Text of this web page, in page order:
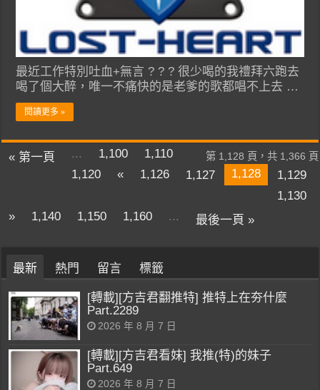
最近工作特別吐血+無言 ? ? ? 很少喝的我禮拜六跑去
喝了個大醉，唯一不痛快的是老爹的歌都唱不上去 …
閱讀更多 »
第 1,128 頁，共 1,366 頁
« 第一頁 ... 1,100
1,110
1,120
« 1,126 1,127 1,128
1,129
1,130
»
1,140 1,150 1,160 ... 最後一頁 »
最新 熱門 留言 標籤
[轉載][方吉君翻推特] 推特上在夯什麼
Part.2289
2026 年 8 月 7 日
[轉載][方吉君看妹] 我推(特)的妹子
Part.649
2026 年 8 月 7 日